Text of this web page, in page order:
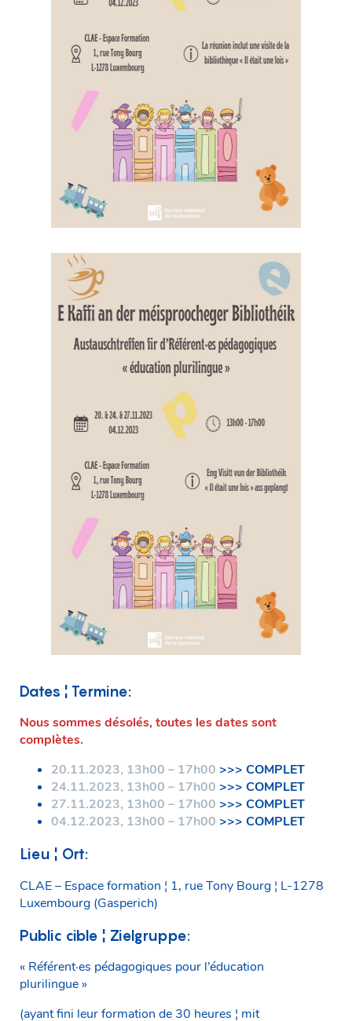
Dates ¦ Termine:
Nous sommes désolés, toutes les dates sont
complètes.
20.11.2023, 13h00 – 17h00 >>> COMPLET
24.11.2023, 13h00 – 17h00 >>> COMPLET
27.11.2023, 13h00 – 17h00 >>> COMPLET
04.12.2023, 13h00 – 17h00 >>> COMPLET
Lieu ¦ Ort:
CLAE – Espace formation ¦ 1, rue Tony Bourg ¦ L-1278
Luxembourg (Gasperich)
Public cible ¦ Zielgruppe:
« Référent·es pédagogiques pour l’éducation
plurilingue »
(ayant fini leur formation de 30 heures ¦ mit